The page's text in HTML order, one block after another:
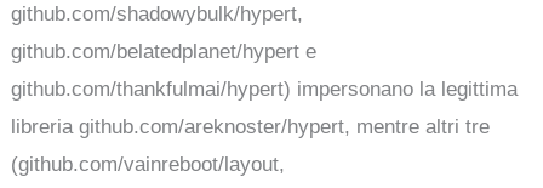
github.com/shadowybulk/hypert,
github.com/belatedplanet/hypert e
github.com/thankfulmai/hypert) impersonano la legittima
libreria github.com/areknoster/hypert, mentre altri tre
(github.com/vainreboot/layout,